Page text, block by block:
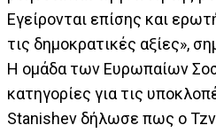
Εγείρονται επίσης και
τις δημοκρατικές αξίες»,
Η ομάδα των Ευρωπαίων
κατηγορίες για τις
Stanishev δήλωσε πως ο